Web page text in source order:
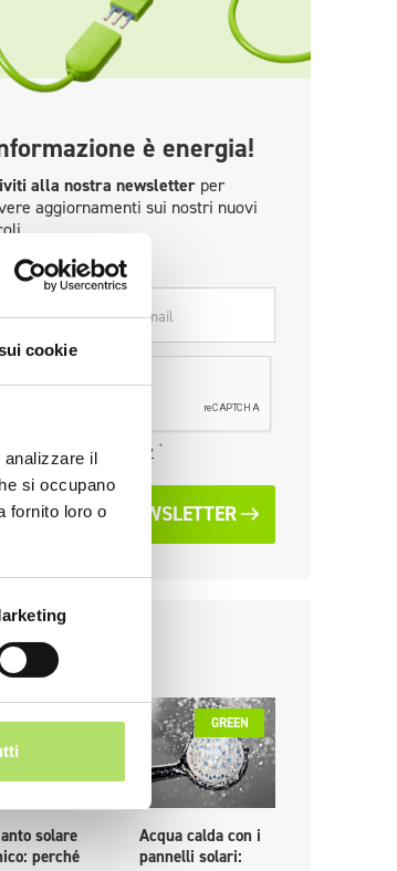
cookie
analizzare il
si occupano
fornito loro o
è energia!
alla nostra newsletter per
aggiornamenti sui nostri nuovi
*
letto laprivacy policy *
ALLA NEWSLETTER
recenti
GREEN
solare
perché
GREEN
Acqua calda con i
pannelli solari: